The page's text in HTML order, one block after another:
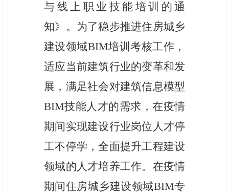
与线上职业技能培训的通
知》。为了稳步推进住房城乡
建设领域BIM培训考核工作，
适应当前建筑行业的变革和发
展，满足社会对建筑信息模型
BIM技能人才的需求，在疫情
期间实现建设行业岗位人才停
工不停学，全面提升工程建设
领域的人才培养工作。 在疫情
期间住房城乡建设领域BIM专